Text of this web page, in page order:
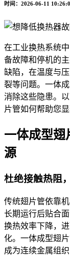
时间：2026-06-11
在工业换热系统
备故障和停机的
缺陷，在温度与
裂等问题。一体
消除这些隐患。
片管如何帮助您
一体成型翅
源
杜绝接触热阻
传统翅片管依靠
长期运行后贴合
换热效率下降，
化。一体成型翅
成为连续金属组织